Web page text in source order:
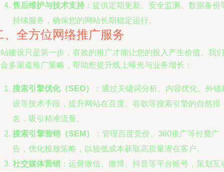
售后维护与技术支持 ：提供定期更新、安全监测、数据备份
持续服务，确保您的网站长期稳定运行。
、全方位网络推广服务
建设只是第一步，有效的推广才能让您的投入产生价值。我们
多渠道推广策略，帮助您提升线上曝光与业务增长：
搜索引擎优化（SEO）
：通过关键词分析、内容优化、外链
设等技术手段，提升网站在百度、谷歌等搜索引擎的自然排
名，吸引精准流量。
搜索引擎营销（SEM）
：管理百度竞价、360推广等付费广
告，优化投放策略，以较低成本获取高质量潜在客户。
社交媒体营销 ：运营微信、微博、抖音等平台账号，策划互